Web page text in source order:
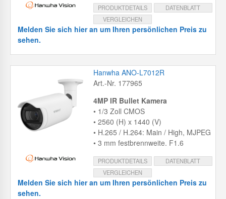
PRODUKTDETAILS
DATENBLATT
VERGLEICHEN
Melden Sie sich hier an um Ihren persönlichen Preis zu
sehen.
Hanwha ANO-L7012R
Art.-Nr. 177965
4MP IR Bullet Kamera
• 1/3 Zoll CMOS
• 2560 (H) x 1440 (V)
• H.265 / H.264: Main / High, MJPEG
• 3 mm festbrennweite. F1.6
PRODUKTDETAILS
DATENBLATT
VERGLEICHEN
Melden Sie sich hier an um Ihren persönlichen Preis zu
sehen.